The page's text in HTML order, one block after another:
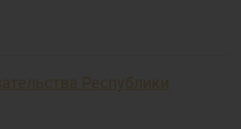
Республики